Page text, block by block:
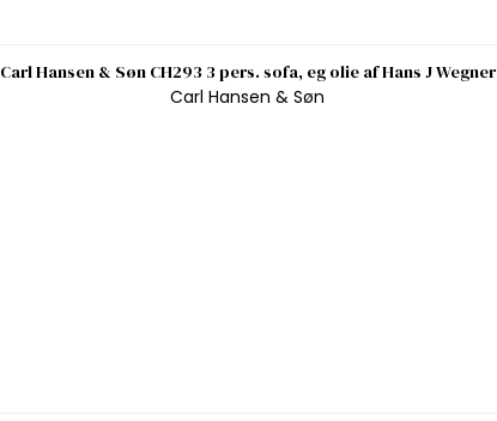
Carl Hansen & Søn CH293 3 pers. sofa, eg olie af Hans J Wegner
Carl Hansen & Søn